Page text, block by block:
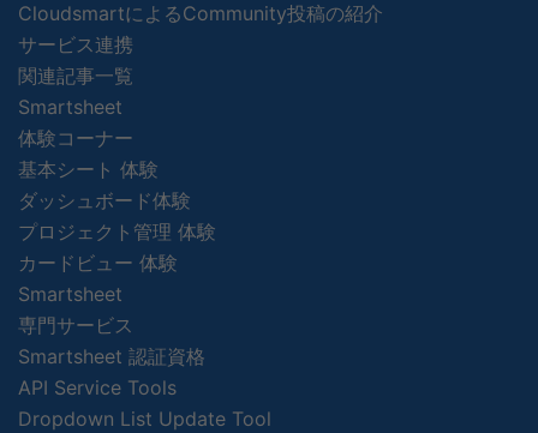
CloudsmartによるCommunity投稿の紹介
サービス連携
関連記事一覧
Smartsheet
体験コーナー
基本シート 体験
ダッシュボード体験
プロジェクト管理 体験
カードビュー 体験
Smartsheet
専門サービス
Smartsheet 認証資格
API Service Tools
Dropdown List Update Tool